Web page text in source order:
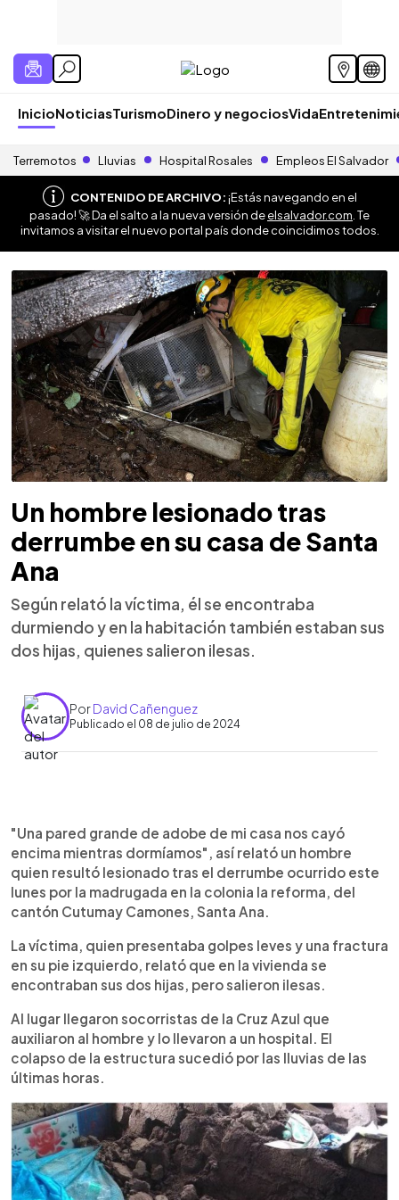
InicioNoticiasTurismoDinero y negociosVida
Terremotos Lluvias Hospital Rosales Empleos El Salvador
CONTENIDO DE ARCHIVO:¡Estás navegando en el
pasado! 🚀 Da el salto a la nueva versión deelsalvador.com . Te
invitamos a visitar el nuevo portal país donde coincidimos todos.
Un hombre lesionado tras
derrumbe en su casa de Santa
Ana
Según relató la víctima, él se encontraba
durmiendo y en la habitación también estaban sus
dos hijas, quienes salieron ilesas.
PorDavid Cañenguez
Publicado el 08 de julio de 2024
Escuchar artículo
"Una pared grande de adobe de mi casa nos cayó
encima mientras dormíamos", así relató un hombre
quien resultó lesionado tras el derrumbe ocurrido este
lunes por la madrugada en la colonia la reforma, del
cantón Cutumay Camones, Santa Ana.
La víctima, quien presentaba golpes leves y una fractura
en su pie izquierdo, relató que en la vivienda se
encontraban sus dos hijas, pero salieron ilesas.
Al lugar llegaron socorristas de la Cruz Azul que
auxiliaron al hombre y lo llevaron a un hospital. El
colapso de la estructura sucedió por las lluvias de las
últimas horas.